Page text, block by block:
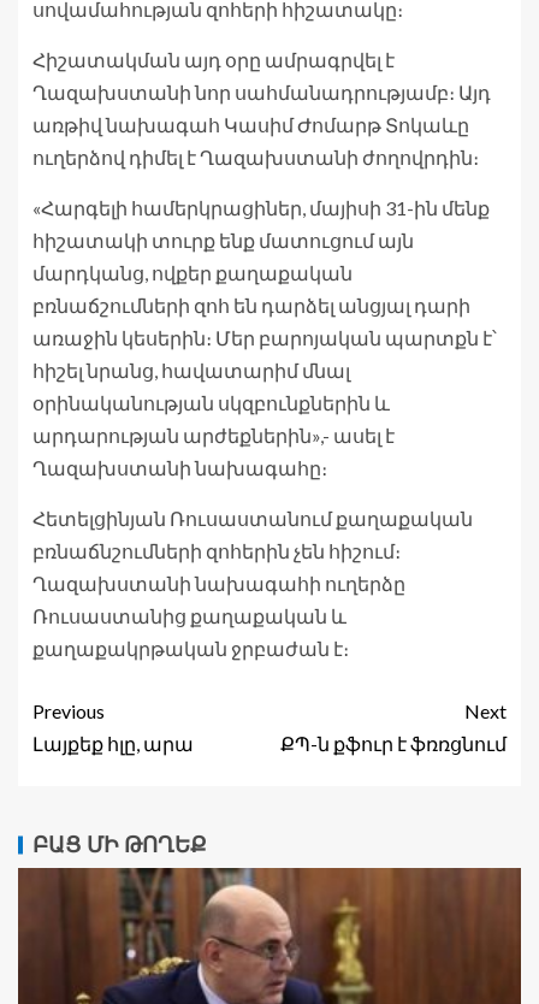
սովամահության զոհերի հիշատակը։
Հիշատակման այդ օրը ամրագրվել է
Ղազախստանի նոր սահմանադրությամբ։ Այդ
առթիվ նախագահ Կասիմ Ժոմարթ Տոկաևը
ուղերձով դիմել է Ղազախստանի ժողովրդին։
«Հարգելի համերկրացիներ, մայիսի 31-ին մենք
հիշատակի տուրք ենք մատուցում այն
մարդկանց, ովքեր քաղաքական
բռնաճշումների զոհ են դարձել անցյալ դարի
առաջին կեսերին։ Մեր բարոյական պարտքն է՝
հիշել նրանց, հավատարիմ մնալ
օրինականության սկզբունքներին և
արդարության արժեքներին»,- ասել է
Ղազախստանի նախագահը։
Հետելցինյան Ռուսաստանում քաղաքական
բռնաճնշումների զոհերին չեն հիշում։
Ղազախստանի նախագահի ուղերձը
Ռուսաստանից քաղաքական և
քաղաքակրթական ջրբաժան է։
Previous
Լայքեք հլը, արա
Next
ՔՊ-ն քֆուր է ֆռռցնում
ԲԱՑ ՄԻ ԹՈՂԵՔ